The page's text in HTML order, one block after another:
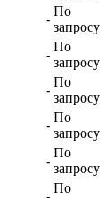
-
По
запросу
-
По
запросу
-
По
запросу
-
По
запросу
-
По
запросу
По